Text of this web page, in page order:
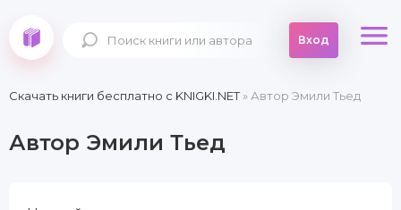
Вход
Скачать книги бесплатно c KNIGKI.NET» Автор Эмили Тьед
Автор Эмили Тьед